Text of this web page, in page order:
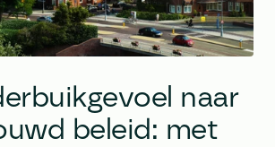
naar
beleid: met